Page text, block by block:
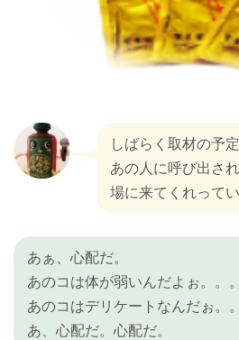
しばらく取材の予
あの人に呼び出さ
場に来てくれって
あぁ、心配だ。
あのコは体が弱いんだよぉ。。。
あのコはデリケートなんだぉ。
あ、心配だ。心配だ。